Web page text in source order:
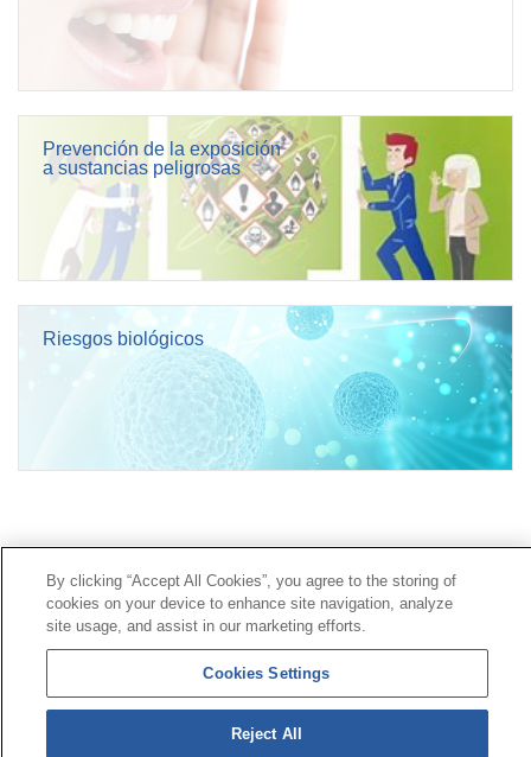
Prevención de la exposición
a sustancias peligrosas
Riesgos biológicos
Línea Universal 900 203 203|Zona Privada Comisión de
Prestaciones Especiales|Zona Privada Proveedor
© Mutua Universal 2026 | Mapa del sitio | Aviso legal
Política de Protección de Datos
By clicking “Accept All Cookies”, you agree to the storing of
cookies on your device to enhance site navigation, analyze
site usage, and assist in our marketing efforts.
Cookies Settings
Reject All